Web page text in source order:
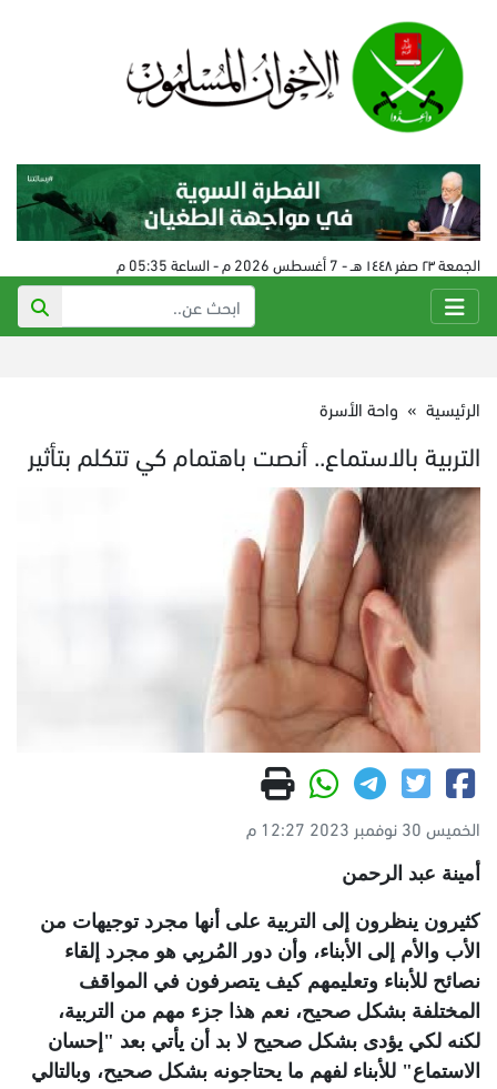
الجمعة ٢٣ صفر ١٤٤٨ هـ - 7 أغسطس 2026 م - الساعة 05:35 م
الرئيسية » واحة الأسرة
التربية بالاستماع.. أنصت باهتمام كي تتكلم بتأثير
الخميس 30 نوفمبر 2023 12:27 م
أمينة عبد الرحمن
كثيرون ينظرون إلى التربية على أنها مجرد توجيهات من
الأب والأم إلى الأبناء، وأن دور المُربِي هو مجرد إلقاء
نصائح للأبناء وتعليمهم كيف يتصرفون في المواقف
المختلفة بشكل صحيح، نعم هذا جزء مهم من التربية،
لكنه لكي يؤدى بشكل صحيح لا بد أن يأتي بعد "إحسان
الاستماع" للأبناء لفهم ما يحتاجونه بشكل صحيح، وبالتالي